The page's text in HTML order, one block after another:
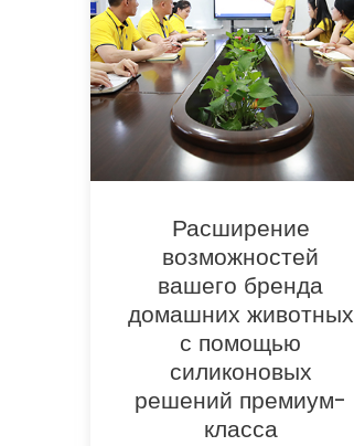
Расширение
возможностей
вашего бренда
домашних животных
с помощью
силиконовых
решений премиум-
класса